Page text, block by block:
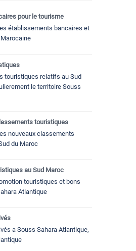
pour le tourisme
établissements bancaires et
touristiques relatifs au Sud
le territoire Souss
touristiques
nouveaux classements
du Maroc
au Sud Maroc
touristiques et bons
Atlantique
a Souss Sahara Atlantique,